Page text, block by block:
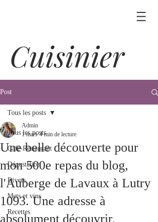
Cuisinier
Post
Tous les posts
Café-Restaurant
Dégustation
Divers
Mets et vins
Recettes
Tous les posts
Une belle découverte pour
mon 500e repas du blog,
l'Auberge de Lavaux à Lutry
1093. Une adresse à
absolument découvrir.
Admin
1 mars 4 min de lecture